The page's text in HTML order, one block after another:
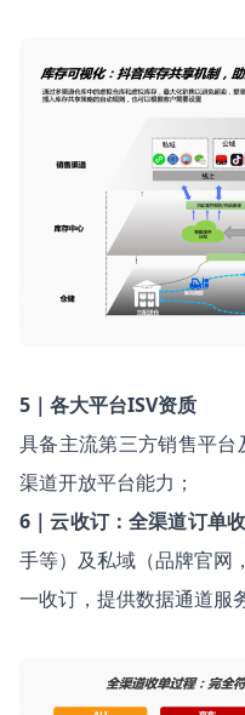
5｜各大平台ISV资质
具备主流第三方销售平
渠道开放平台能力；
6｜云收订：全渠道订单
手等）及私域（品牌官网
一收订，提供数据通道服务